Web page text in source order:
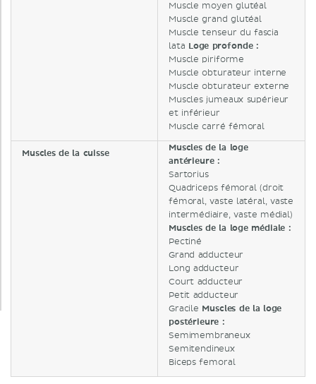
Muscle moyen glutéal
Muscle grand glutéal
Muscle tenseur du fascia
lata Loge profonde :
Muscle piriforme
Muscle obturateur interne
Muscle obturateur externe
Muscles jumeaux supérieur
et inférieur
Muscle carré fémoral
Muscles de la cuisse
Muscles de la loge
antérieure :
Sartorius
Quadriceps fémoral (droit
fémoral, vaste latéral, vaste
intermédiaire, vaste médial)
Muscles de la loge médiale :
Pectiné
Grand adducteur
Long adducteur
Court adducteur
Petit adducteur
Gracile Muscles de la loge
postérieure :
Semimembraneux
Semitendineux
Biceps femoral